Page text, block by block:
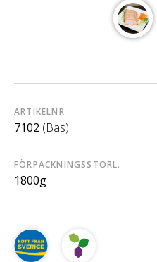
ARTIKELNR
7102 (Bas)
FÖRPACKNINGSSTORL.
1800g